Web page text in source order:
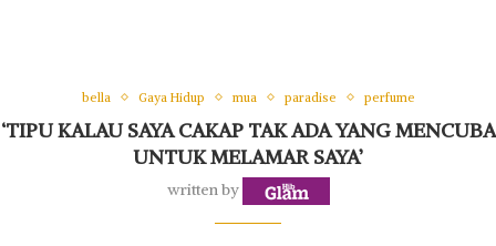
bella Gaya Hidup mua paradise perfume
‘TIPU KALAU SAYA CAKAP TAK ADA YANG MENCUBA
UNTUK MELAMAR SAYA’
written by